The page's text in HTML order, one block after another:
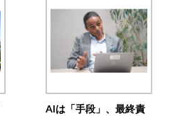
AIは「手段」、最終責